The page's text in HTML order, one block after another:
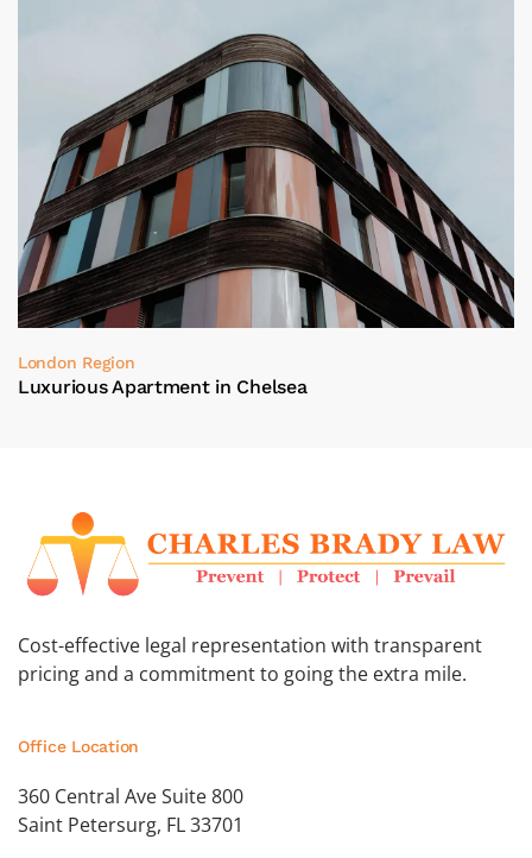
London Region
Luxurious Apartment in Chelsea
Cost-effective legal representation with transparent
pricing and a commitment to going the extra mile.
Office Location
360 Central Ave Suite 800
Saint Petersurg, FL 33701